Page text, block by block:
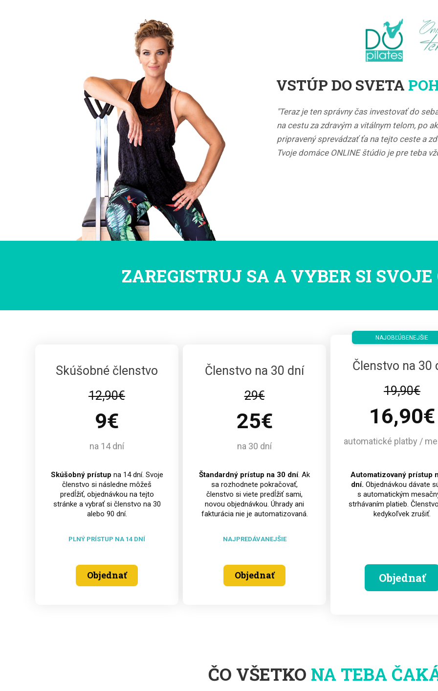
VSTÚP DO SVETA
"Teraz je ten správny čas investovať do
na cestu za zdravým a vitálnym telom, po
pripravený sprevádzať ťa na tejto ceste a
Tvoje domáce ONLINE štúdio je pre teba
ZAREGISTRUJ SA A VYBER SI
Skúšobné členstvo
12,90€
9€
na 14 dní
Skúšobný prístup na 14 dní. Svoje
členstvo si následne môžeš
predĺžiť, objednávkou na tejto
stránke a vybrať si členstvo na 30
alebo 90 dní.
PLNÝ PRÍSTUP NA 14 DNÍ
Objednať
Členstvo na 30 dní
29€
25€
na 30 dní
Štandardný prístup na 30 dní. Ak
sa rozhodnete pokračovať,
členstvo si viete predĺžiť sami,
novou objednávkou. Úhrady ani
fakturácia nie je automatizovaná.
NAJPREDÁVANEJŠIE
Objednať
Členstvo na 30
19,90€
16,90€
automatické platby /
NAJOBĽÚBENEJŠIE
Automatizovaný prístup
dní. Objednávkou dávate
s automatickým
strhávaním platieb.
kedykoľvek zrušiť.
Objednať
ČO VŠETKO NA TEBA